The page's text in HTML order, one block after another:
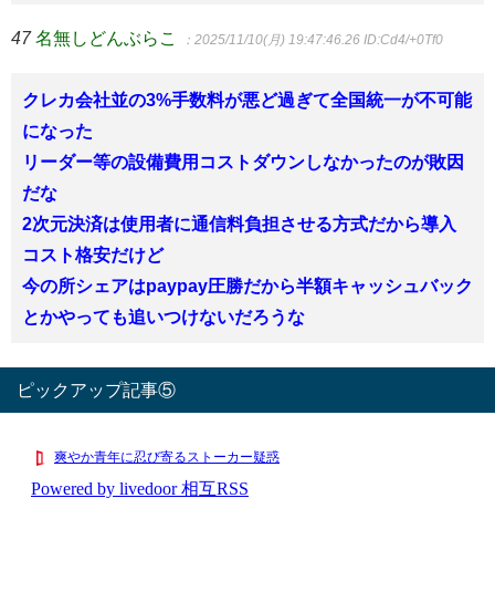
47 名無しどんぶらこ ：2025/11/10(月) 19:47:46.26 ID:Cd4/+0Tf0
クレカ会社並の3%手数料が悪ど過ぎて全国統一が不可能
になった
リーダー等の設備費用コストダウンしなかったのが敗因
だな
2次元決済は使用者に通信料負担させる方式だから導入
コスト格安だけど
今の所シェアはpaypay圧勝だから半額キャッシュバック
とかやっても追いつけないだろうな
ピックアップ記事⑤